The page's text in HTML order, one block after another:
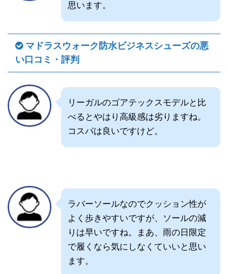
思います。
マドラスウォーク防水ビジネスシューズの悪
い口コミ・評判
リーガルのゴアテックスモデルと比
べるとやはり高級感は劣りますね。
コスパは良いですけど。
ラバーソールなのでクッション性が
よく歩きやすいですが、ソールの減
りは早いですね。まあ、雨の日限定
で履くなら気にしなくていいと思い
ます。